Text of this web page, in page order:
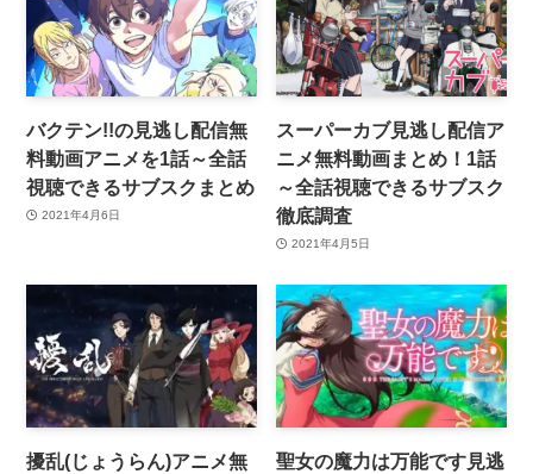
バクテン!!の見逃し配信無
料動画アニメを1話～全話
視聴できるサブスクまとめ
2021年4月6日
スーパーカブ見逃し配信ア
ニメ無料動画まとめ！1話
～全話視聴できるサブスク
徹底調査
2021年4月5日
擾乱(じょうらん)アニメ無
聖女の魔力は万能です見逃